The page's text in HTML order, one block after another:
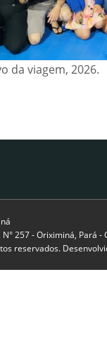
da viagem, 2026.
N° 257 - Oriximiná, Pará
reservados.